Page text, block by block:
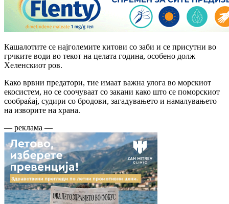
Кашалотите се најголемите китови со заби и се присутни во
грчките води во текот на целата година, особено долж
Хеленскиот ров.
Како врвни предатори, тие имаат важна улога во морскиот
екосистем, но се соочуваат со закани како што се поморскиот
сообраќај, судири со бродови, загадувањето и намалувањето
на изворите на храна.
— реклама —